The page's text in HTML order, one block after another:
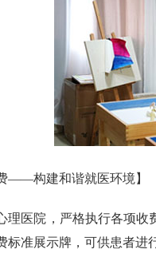
——构建和谐就医环境】
理医院，严格执行各项收
标准展示牌，可供患者进